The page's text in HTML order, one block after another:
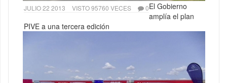
JULIO 22 2013 VISTO 95760 VECES 0El Gobierno
amplía el plan
PIVE a una tercera edición